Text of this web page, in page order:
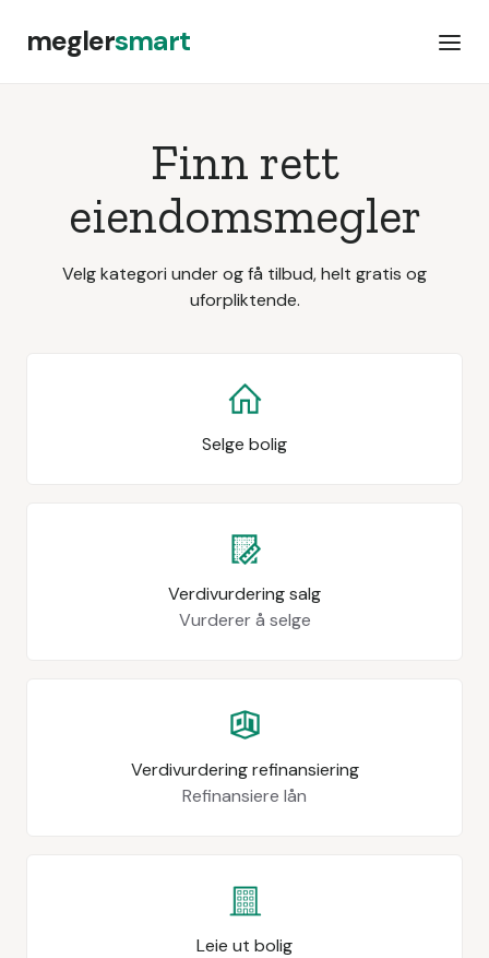
meglersmart
Finn rett
eiendomsmegler
Velg kategori under og få tilbud, helt gratis og
uforpliktende.
Selge bolig
Verdivurdering salg
Vurderer å selge
Verdivurdering refinansiering
Refinansiere lån
Leie ut bolig